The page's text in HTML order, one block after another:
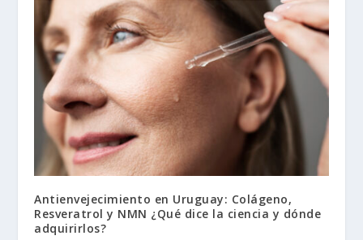
Antienvejecimiento en Uruguay: Colágeno,
Resveratrol y NMN ¿Qué dice la ciencia y dónde
adquirirlos?